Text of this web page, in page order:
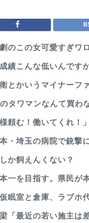
のこの女可愛すぎワ
績こんな低いんです
とかいうマイナーフ
のタワマンなんて買
頼む！働いてくれ！
本・埼玉の病院で銃
か飼えんくない？
一を目指す。県民が
仮眠室と倉庫、ラブ
「最近の若い施主